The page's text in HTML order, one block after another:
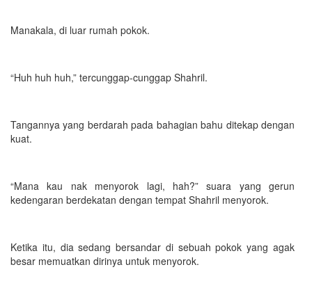
Manakala, di luar rumah pokok.
“Huh huh huh,” tercunggap-cunggap Shahril.
Tangannya yang berdarah pada bahagian bahu ditekap dengan
kuat.
“Mana kau nak menyorok lagi, hah?” suara yang gerun
kedengaran berdekatan dengan tempat Shahril menyorok.
Ketika itu, dia sedang bersandar di sebuah pokok yang agak
besar memuatkan dirinya untuk menyorok.